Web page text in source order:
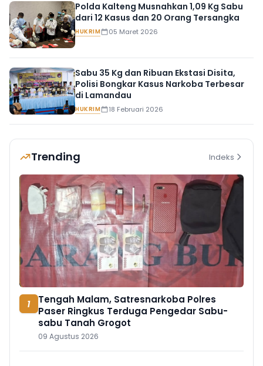
Polda Kalteng Musnahkan 1,09 Kg Sabu
dari 12 Kasus dan 20 Orang Tersangka
HUKRIM 05 Maret 2026
Sabu 35 Kg dan Ribuan Ekstasi Disita,
Polisi Bongkar Kasus Narkoba Terbesar
di Lamandau
HUKRIM 18 Februari 2026
Trending Indeks
1
Tengah Malam, Satresnarkoba Polres
Paser Ringkus Terduga Pengedar Sabu-
sabu Tanah Grogot
09 Agustus 2026